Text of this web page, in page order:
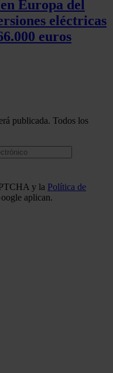
Europa del
eléctricas
euros
publicada. Todos los
y la Política de
aplican.